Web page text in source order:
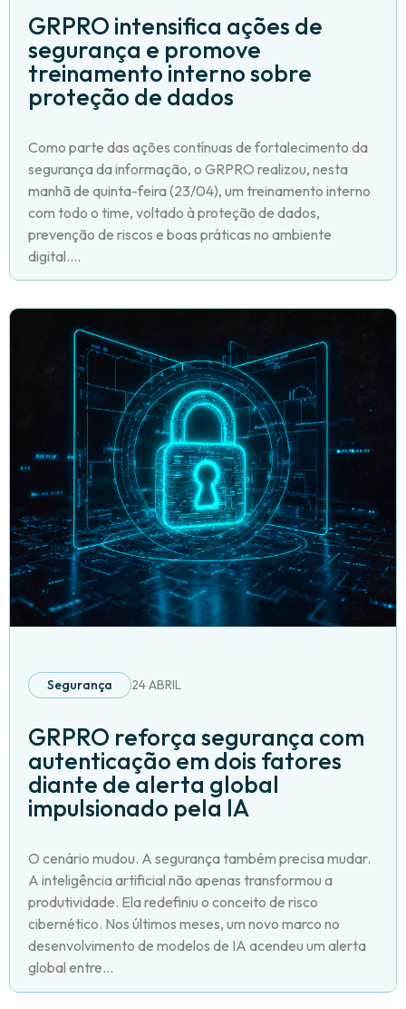
GRPRO intensifica ações de
segurança e promove
treinamento interno sobre
proteção de dados
Como parte das ações contínuas de fortalecimento da
segurança da informação, o GRPRO realizou, nesta
manhã de quinta-feira (23/04), um treinamento interno
com todo o time, voltado à proteção de dados,
prevenção de riscos e boas práticas no ambiente
digital....
Segurança 24 ABRIL
GRPRO reforça segurança com
autenticação em dois fatores
diante de alerta global
impulsionado pela IA
O cenário mudou. A segurança também precisa mudar.
A inteligência artificial não apenas transformou a
produtividade. Ela redefiniu o conceito de risco
cibernético. Nos últimos meses, um novo marco no
desenvolvimento de modelos de IA acendeu um alerta
global entre...